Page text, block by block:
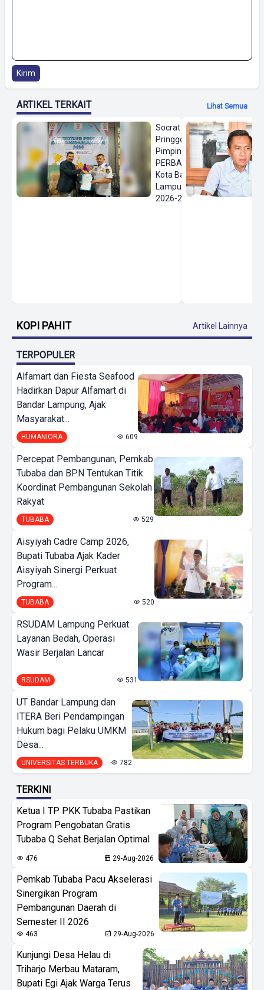
Kirim
ARTIKEL TERKAIT Lihat Semua
Socrat
Pringgodanu
Pimpin
PERBASI
Kota Bandar
Lampung
2026-2030
KOPI PAHIT Artikel Lainnya
TERPOPULER
Alfamart dan Fiesta Seafood
Hadirkan Dapur Alfamart di
Bandar Lampung, Ajak
Masyarakat...
HUMANIORA 609
Percepat Pembangunan, Pemkab
Tubaba dan BPN Tentukan Titik
Koordinat Pembangunan Sekolah
Rakyat
TUBABA 529
Aisyiyah Cadre Camp 2026,
Bupati Tubaba Ajak Kader
Aisyiyah Sinergi Perkuat
Program...
TUBABA 520
RSUDAM Lampung Perkuat
Layanan Bedah, Operasi
Wasir Berjalan Lancar
RSUDAM 531
UT Bandar Lampung dan
ITERA Beri Pendampingan
Hukum bagi Pelaku UMKM
Desa...
UNIVERSITAS TERBUKA 782
TERKINI
Ketua I TP PKK Tubaba Pastikan
Program Pengobatan Gratis
Tubaba Q Sehat Berjalan Optimal
476 29-Aug-2026
Pemkab Tubaba Pacu Akselerasi
Sinergikan Program
Pembangunan Daerah di
Semester II 2026
463 29-Aug-2026
Kunjungi Desa Helau di
Triharjo Merbau Mataram,
Bupati Egi Ajak Warga Terus